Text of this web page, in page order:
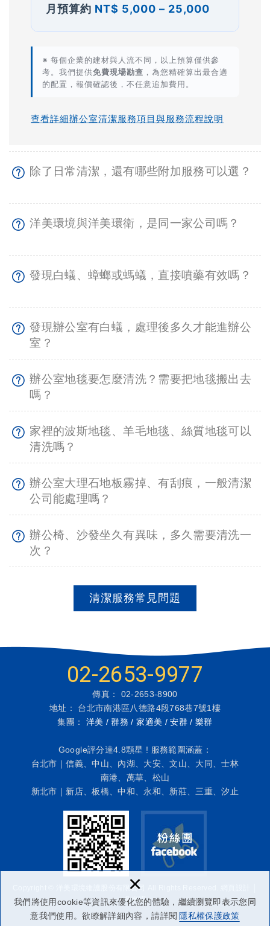
我們將使用cookie等資訊來優化您的體驗，繼續瀏覽即表示您同
意我們使用。欲瞭解詳細內容，請詳閱 隱私權保護政策
×
月預算約 NT$ 5,000 – 25,000
※ 每個企業的建材與人流不同，以上預算僅供參
考。我們提供免費現場勘查 ，為您精確算出最合適
的配置，報價確認後，不任意追加費用。
查看詳細辦公室清潔服務項目與服務流程說明
除了日常清潔，還有哪些附加服務可以選？
洋美環境與洋美環衛，是同一家公司嗎？
發現白蟻、蟑螂或螞蟻，直接噴藥有效嗎？
發現辦公室有白蟻，處理後多久才能進辦公
室？
辦公室地毯要怎麼清洗？需要把地毯搬出去
嗎？
家裡的波斯地毯、羊毛地毯、絲質地毯可以
清洗嗎？
辦公室大理石地板霧掉、有刮痕，一般清潔
公司能處理嗎？
辦公椅、沙發坐久有異味，多久需要清洗一
次？
清潔服務常見問題
02-2653-9977
傳真： 02-2653-8900
地址： 台北市南港區八德路4段768巷7號1樓
集團： 洋美 / 群務 / 家適美 / 安群 / 樂群
Google評分達4.8顆星 ! 服務範圍涵蓋：
台北市｜信義、中山、內湖、大安、文山、大同、士林
南港、萬華、松山
新北市｜新店、板橋、中和、永和、新莊、三重、汐止
Copyright © 洋美環境維護股份有限公司 All Rights Reserved.
多米諾